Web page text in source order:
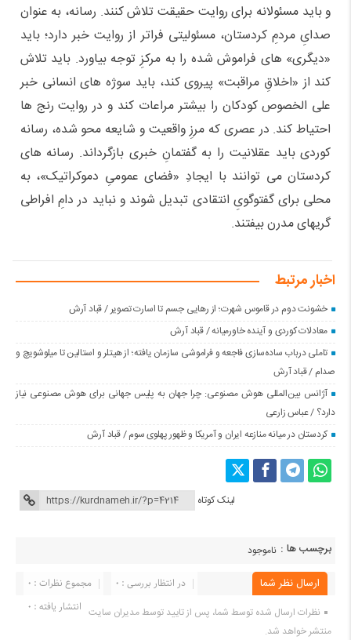
و باید مسئولانه برای روایت حقیقت تلاش کنند. رسانه، به عنوان
صدایِ مردمِ کردستان، مسئولیتی فراتر از روایت خبر دارد؛ باید
«دیگری» های فراموش شده را به مرکزِ توجه بیاورد. باید تلاش
کند از «اخلاقِ مراقبت» پیروی کند، باید سوژه های انسانی خبر
علی الخصوص کودکان را بیشتر مراعات کند و در روایت رنج ها
احتیاط کند. در عصری که مرزِ واقعیت و شایعه محو شده، رسانه
کوردی باید عقلانیت را به گفتمانِ خبری بازگرداند. رسانه های
کردستان می توانند با ایجادِ «فضای عمومیِ دموکراتیک»، به
محلی برای گفتوگویِ انتقادی تبدیل شوند و نباید در دامِ افراطی
گریهای مدرن بیفتند.
اخبار مرتبط
خشونت دوم در قاموس شهرت؛ از رهایی جسم تا اسارت تصویر / قباد آرش
معادلات کوردی و آینده خاورمیانه / قباد آرش
تاملی درباب سادەسازی فاجعە و فراموشی سازمان یافتە؛ از هیتلر و استالین تا میلوشویچ و
صدام / قباد آرش
آژانس بین‌المللی هوش مصنوعی: چرا جهان به پلیس جهانی برای هوش مصنوعی نیاز
دارد؟ / عباس زارعی
کردستان در میانه منازعە ایران و آمریکا و ظهور پهلوی سوم / قباد آرش
لینک کوتاه
برچسب ها : ناموجود
ارسال نظر شما مجموع نظرات : 0
در انتظار بررسی : 0
انتشار یافته : ۰ نظرات ارسال شده توسط شما، پس از تایید توسط مدیران سایت
منتشر خواهد شد.